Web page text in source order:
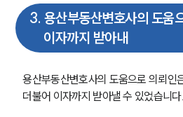
팀소개
3. 용산부동산변호사의 도움
이자까지 받아내
용산부동산변호사의 도움으로 의뢰인
더불어 이자까지 받아낼 수 있었습니다.